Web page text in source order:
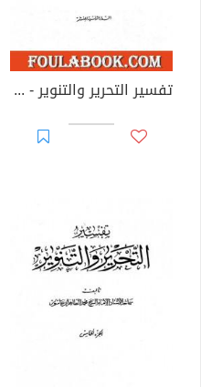
تفسير التحرير والتنوير - الجزء الثالث